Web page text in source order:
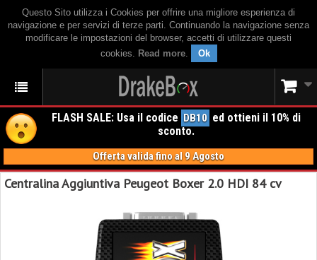
Questo Sito utilizza i Cookies per offrire una migliore esperienza di
navigazione e per servizi di terze parti. Continuando la navigazione senza
modificare le impostazioni del browser, accetti di utilizzare questi
cookies. Read more. Ok
FLASH SALE: Usa il codice DB10 ed ottieni il 10% di
sconto.
Offerta valida fino al 9 Agosto
Centralina Aggiuntiva Peugeot Boxer 2.0 HDI 84 cv